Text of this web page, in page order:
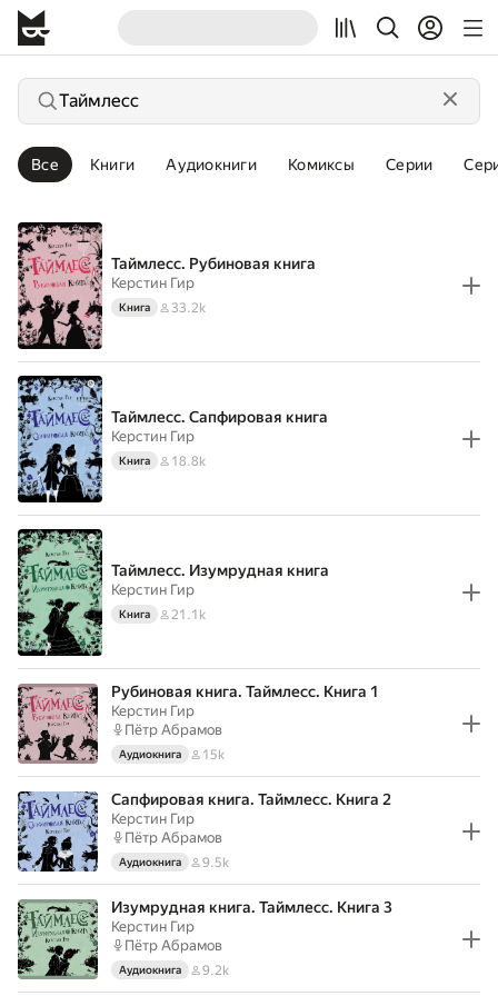
Все Книги Аудиокниги Комиксы Серии
Таймлесс. Рубиновая книга
Керстин Гир
Книга 33.2k
Таймлесс. Сапфировая книга
Керстин Гир
Книга 18.8k
Таймлесс. Изумрудная книга
Керстин Гир
Книга 21.1k
Рубиновая книга. Таймлесс. Книга 1
Керстин Гир
Пётр Абрамов
Аудиокнига 15k
Сапфировая книга. Таймлесс. Книга 2
Керстин Гир
Пётр Абрамов
Аудиокнига 9.5k
Изумрудная книга. Таймлесс. Книга 3
Керстин Гир
Пётр Абрамов
Аудиокнига 9.2k